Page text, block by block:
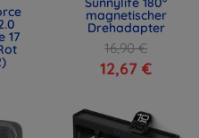
17
magnetischer
Drehadapter
16,90 €
12,67 €